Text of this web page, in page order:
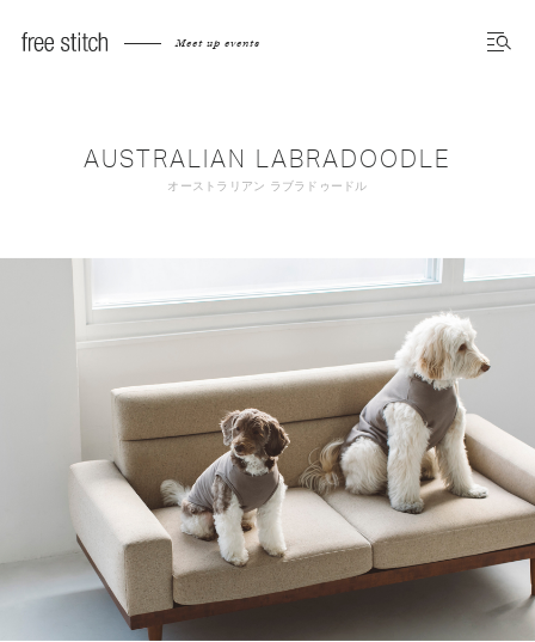
Meet up events
AUSTRALIAN LABRADOODLE
オーストラリアン ラブラドゥードル